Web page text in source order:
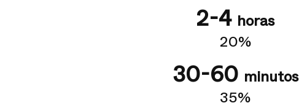
2-4 horas
20%
30-60 minutos
35%